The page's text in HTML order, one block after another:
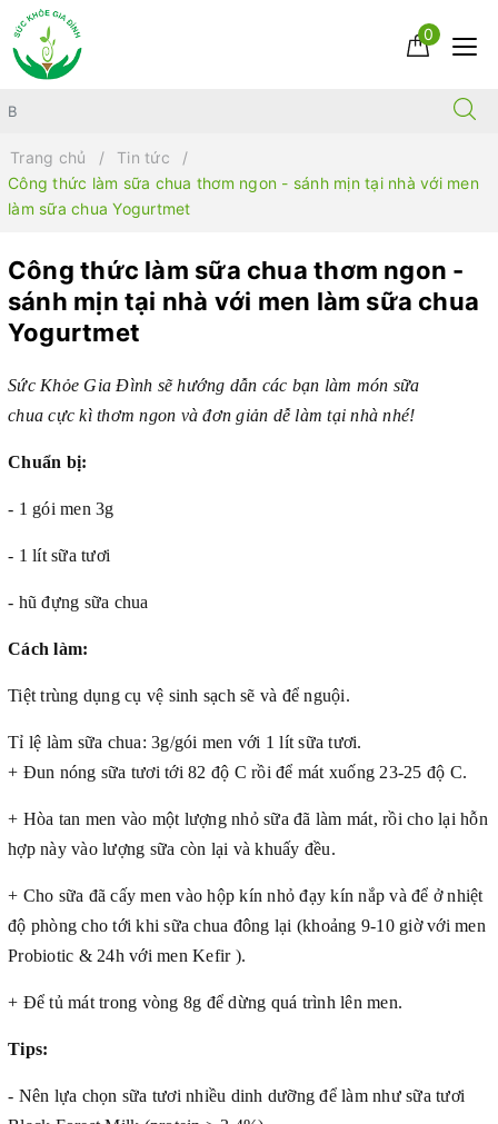
0
Trang chủ
Tin tức
Công thức làm sữa chua thơm ngon - sánh mịn tại nhà với men
làm sữa chua Yogurtmet
Công thức làm sữa chua thơm ngon -
sánh mịn tại nhà với men làm sữa chua
Yogurtmet
Sức Khỏe Gia Đình sẽ hướng dẫn các bạn làm món sữa
chua cực kì thơm ngon và đơn giản dễ làm tại nhà nhé!
Chuẩn bị:
- 1 gói men 3g
- 1 lít sữa tươi
- hũ đựng sữa chua
Cách làm:
Tiệt trùng dụng cụ vệ sinh sạch sẽ và để nguội.
Tỉ lệ làm sữa chua: 3g/gói men với 1 lít sữa tươi.
+ Đun nóng sữa tươi tới 82 độ C rồi để mát xuống 23-25 độ C.
+ Hòa tan men vào một lượng nhỏ sữa đã làm mát, rồi cho lại hỗn
hợp này vào lượng sữa còn lại và khuấy đều.
+ Cho sữa đã cấy men vào hộp kín nhỏ đạy kín nắp và để ở nhiệt
độ phòng cho tới khi sữa chua đông lại (khoảng 9-10 giờ với men
Probiotic & 24h với men Kefir ).
+ Để tủ mát trong vòng 8g để dừng quá trình lên men.
Tips:
- Nên lựa chọn sữa tươi nhiều dinh dưỡng để làm như sữa tươi